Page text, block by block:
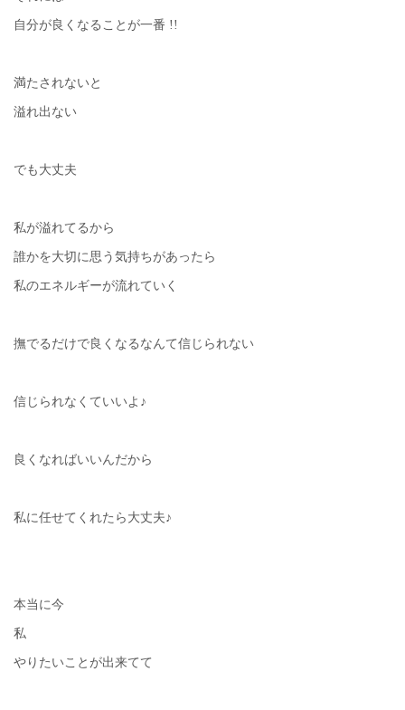
自分が良くなることが一番 !!
満たされないと
溢れ出ない
でも大丈夫
私が溢れてるから
誰かを大切に思う気持ちがあったら
私のエネルギーが流れていく
撫でるだけで良くなるなんて信じられない
信じられなくていいよ♪
良くなればいいんだから
私に任せてくれたら大丈夫♪
本当に今
私
やりたいことが出来てて